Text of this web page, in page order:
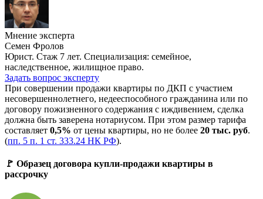
Мнение эксперта
Семен Фролов
Юрист. Стаж 7 лет. Специализация: семейное,
наследственное, жилищное право.
Задать вопрос эксперту
При совершении продажи квартиры по ДКП с участием
несовершеннолетнего, недееспособного гражданина или по
договору пожизненного содержания с иждивением, сделка
должна быть заверена нотариусом. При этом размер тарифа
составляет 0,5% от цены квартиры, но не более 20 тыс. руб.
(пп. 5 п. 1 ст. 333.24 НК РФ).
🚩 Образец договора купли-продажи квартиры в
рассрочку